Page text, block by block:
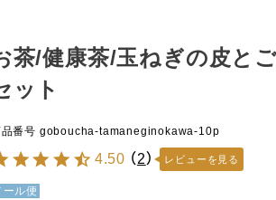
茶/健康茶/玉ねぎの皮と
ット
番号 goboucha-tamaneginokawa-10p
4.50 （2） レビューを見る
ール便